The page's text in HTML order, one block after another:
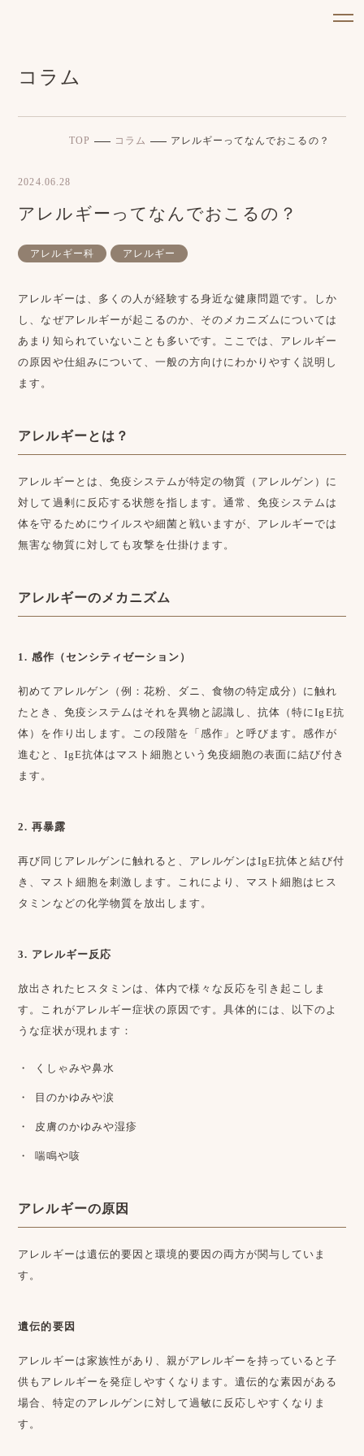
コラム
TOP コラム アレルギーってなんでおこるの？
2024.06.28
アレルギーってなんでおこるの？
アレルギー科 アレルギー
アレルギーは、多くの人が経験する身近な健康問題です。しか
し、なぜアレルギーが起こるのか、そのメカニズムについては
あまり知られていないことも多いです。ここでは、アレルギー
の原因や仕組みについて、一般の方向けにわかりやすく説明し
ます。
アレルギーとは？
アレルギーとは、免疫システムが特定の物質（アレルゲン）に
対して過剰に反応する状態を指します。通常、免疫システムは
体を守るためにウイルスや細菌と戦いますが、アレルギーでは
無害な物質に対しても攻撃を仕掛けます。
アレルギーのメカニズム
1. 感作（センシティゼーション）
初めてアレルゲン（例：花粉、ダニ、食物の特定成分）に触れ
たとき、免疫システムはそれを異物と認識し、抗体（特にIgE抗
体）を作り出します。この段階を「感作」と呼びます。感作が
進むと、IgE抗体はマスト細胞という免疫細胞の表面に結び付き
ます。
2. 再暴露
再び同じアレルゲンに触れると、アレルゲンはIgE抗体と結び付
き、マスト細胞を刺激します。これにより、マスト細胞はヒス
タミンなどの化学物質を放出します。
3. アレルギー反応
放出されたヒスタミンは、体内で様々な反応を引き起こしま
す。これがアレルギー症状の原因です。具体的には、以下のよ
うな症状が現れます：
くしゃみや鼻水
目のかゆみや涙
皮膚のかゆみや湿疹
喘鳴や咳
アレルギーの原因
アレルギーは遺伝的要因と環境的要因の両方が関与していま
す。
遺伝的要因
アレルギーは家族性があり、親がアレルギーを持っていると子
供もアレルギーを発症しやすくなります。遺伝的な素因がある
場合、特定のアレルゲンに対して過敏に反応しやすくなりま
す。